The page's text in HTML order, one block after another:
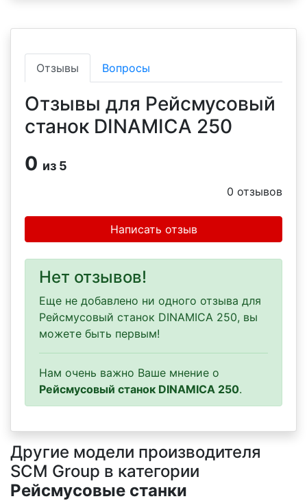
Отзывы Вопросы
Отзывы для Рейсмусовый
станок DINAMICA 250
0 из 5
0 отзывов
Написать отзыв
Нет отзывов!
Еще не добавлено ни одного отзыва для
Рейсмусовый станок DINAMICA 250, вы
можете быть первым!
Нам очень важно Ваше мнение о
Рейсмусовый станок DINAMICA 250.
Другие модели производителя
SCM Group в категории
Рейсмусовые станки